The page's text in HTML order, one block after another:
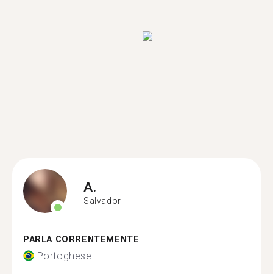
A.
Salvador
PARLA CORRENTEMENTE
Portoghese